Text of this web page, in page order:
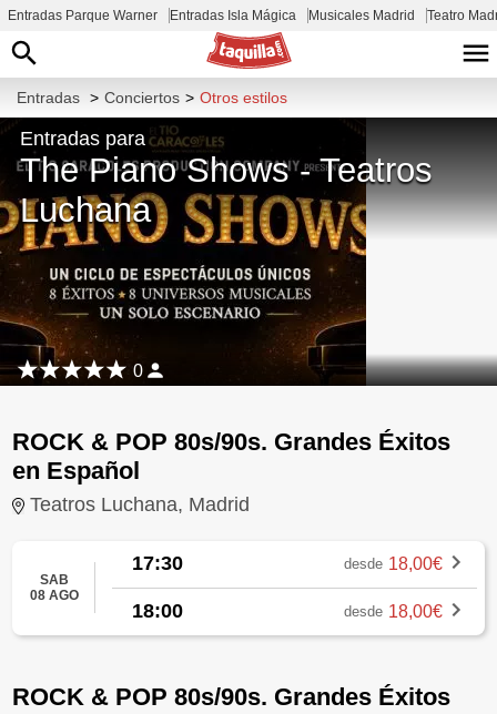
Entradas Parque Warner Entradas Isla Mágica Musicales Madrid Teatro
Entradas > Conciertos > Otros estilos
Entradas para
The Piano Shows - Teatros
Luchana
0
ROCK & POP 80s/90s. Grandes Éxitos
en Español
Teatros Luchana, Madrid
SAB
08 AGO
17:30 desde 18,00€
18:00 desde 18,00€
ROCK & POP 80s/90s. Grandes Éxitos